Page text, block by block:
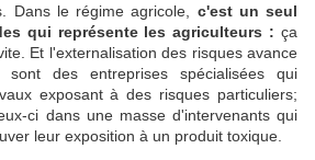
Dans le régime agricole,
c'est un seul
qui représente les agriculteurs : ça
Et l'externalisation des risques avance
des entreprises spécialisées qui
exposant à des risques particuliers;
ci dans une masse d'intervenants qui
leur exposition à un produit toxique.